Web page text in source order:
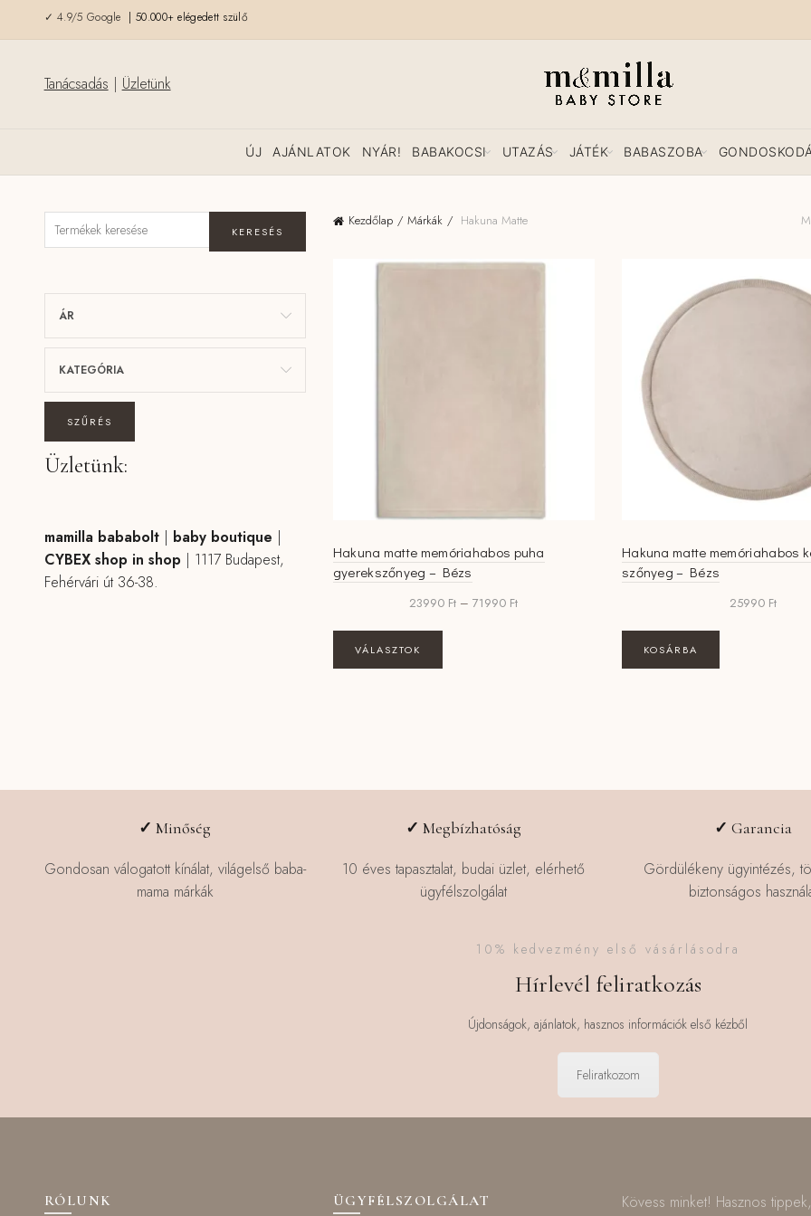
✓ 4.9/5 Google | 50.000+ elégedett szülő
Tanácsadás | Üzletünk
ÚJ AJÁNLATOK NYÁR! BABAKOCSI UTAZÁS JÁTÉK BABASZOBA
Kezdőlap Márkák Hakuna Matte
Hakuna matte memóriahabos puha
gyerekszőnyeg – Bézs
23990 Ft – 71990 FtÁrtartomány:
VÁLASZTOK
a
a
termékoldalon
választhatók
ki
Hakuna matte memóriahabos
szőnyeg – Bézs
25990 Ft
KOSÁRBA
KERESÉS
ÁR
KATEGÓRIA
SZŰRÉS
Üzletünk:
mamilla bababolt| baby boutique |
CYBEX shop in shop | 1117 Budapest,
Fehérvári út 36-38.
✓Minőség
Gondosan válogatott kínálat, világelső baba-
mama márkák
✓Megbízhatóság
10 éves tapasztalat, budai üzlet, elérhető
ügyfélszolgálat
✓ Garancia
Gördülékeny ügyintézés,
biztonságos
10% kedvezmény első vásárlásodra
Hírlevél feliratkozás
Újdonságok, ajánlatok, hasznos információk első kézből
Feliratkozom
RÓLUNK ÜGYFÉLSZOLGÁLAT
Kövess minket! Hasznos tippek,